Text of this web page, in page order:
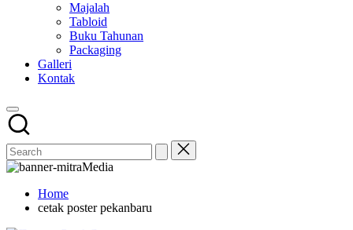
Majalah
Tabloid
Buku Tahunan
Packaging
Galleri
Kontak
Home
cetak poster pekanbaru